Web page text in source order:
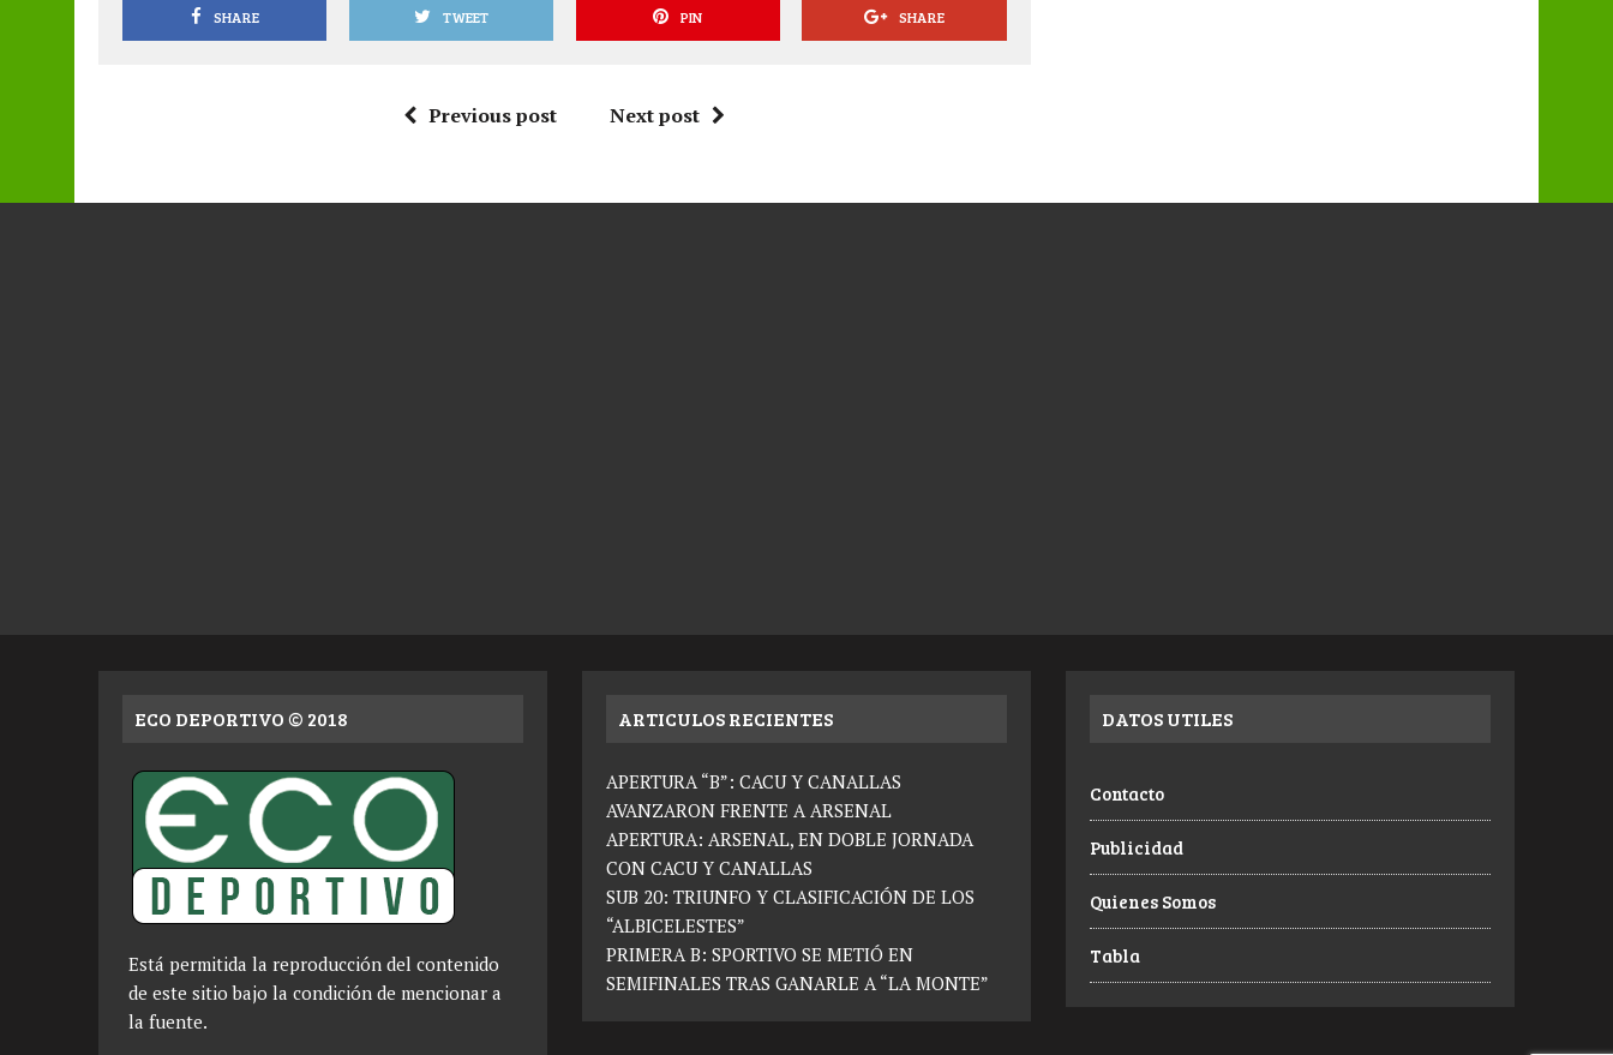
SHARE TWEET PIN SHARE
Previous post Next post
ECO DEPORTIVO © 2018
Está permitida la reproducción del contenido
de este sitio bajo la condición de mencionar a
la fuente.
ARTICULOS RECIENTES
APERTURA “B”: CACU Y CANALLAS
AVANZARON FRENTE A ARSENAL
APERTURA: ARSENAL, EN DOBLE JORNADA
CON CACU Y CANALLAS
SUB 20: TRIUNFO Y CLASIFICACIÓN DE LOS
“ALBICELESTES”
PRIMERA B: SPORTIVO SE METIÓ EN
SEMIFINALES TRAS GANARLE A “LA MONTE”
DATOS UTILES
Contacto
Publicidad
Quienes Somos
Tabla